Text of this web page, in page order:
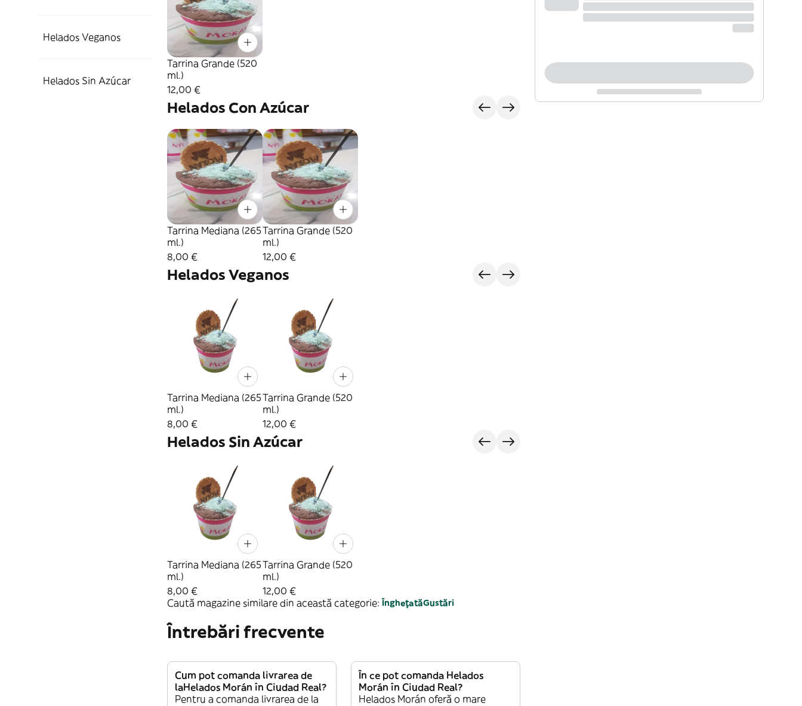
Helados Veganos
Helados Sin Azúcar
Tarrina Grande (520
ml.)
12,00 €
Helados Con Azúcar
Tarrina Mediana (265
ml.)
8,00 €
Tarrina Grande (520
ml.)
12,00 €
Helados Veganos
Tarrina Mediana (265
ml.)
8,00 €
Tarrina Grande (520
ml.)
12,00 €
Helados Sin Azúcar
Tarrina Mediana (265
ml.)
8,00 €
Tarrina Grande (520
ml.)
12,00 €
Caută magazine similare din această categorie: ÎnghețatăGustări
Întrebări frecvente
Cum pot comanda livrarea de
laHelados Morán în Ciudad Real?
Pentru a comanda livrarea de la
În ce pot comanda Helados
Morán în Ciudad Real?
Helados Morán oferă o mare